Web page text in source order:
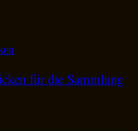
für die Sammlung